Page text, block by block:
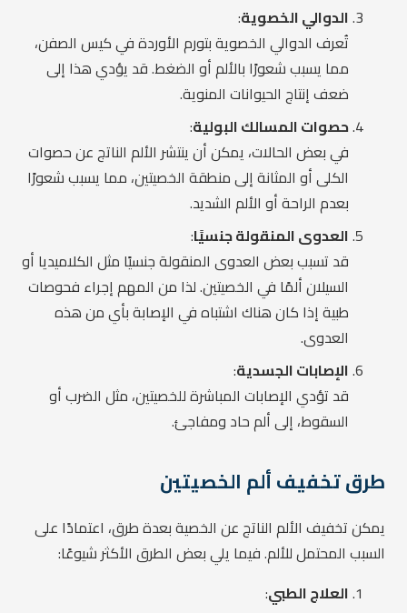
الدوالي الخصوية:
تُعرف الدوالي الخصوية بتورم الأوردة في كيس الصفن،
مما يسبب شعورًا بالألم أو الضغط. قد يؤدي هذا إلى
ضعف إنتاج الحيوانات المنوية.
حصوات المسالك البولية:
في بعض الحالات، يمكن أن ينتشر الألم الناتج عن حصوات
الكلى أو المثانة إلى منطقة الخصيتين، مما يسبب شعورًا
بعدم الراحة أو الألم الشديد.
العدوى المنقولة جنسيًا:
قد تسبب بعض العدوى المنقولة جنسيًا مثل الكلاميديا أو
السيلان ألمًا في الخصيتين. لذا من المهم إجراء فحوصات
طبية إذا كان هناك اشتباه في الإصابة بأي من هذه
العدوى.
الإصابات الجسدية:
قد تؤدي الإصابات المباشرة للخصيتين، مثل الضرب أو
السقوط، إلى ألم حاد ومفاجئ.
طرق تخفيف ألم الخصيتين
يمكن تخفيف الألم الناتج عن الخصية بعدة طرق، اعتمادًا على
السبب المحتمل للألم. فيما يلي بعض الطرق الأكثر شيوعًا:
العلاج الطبي: